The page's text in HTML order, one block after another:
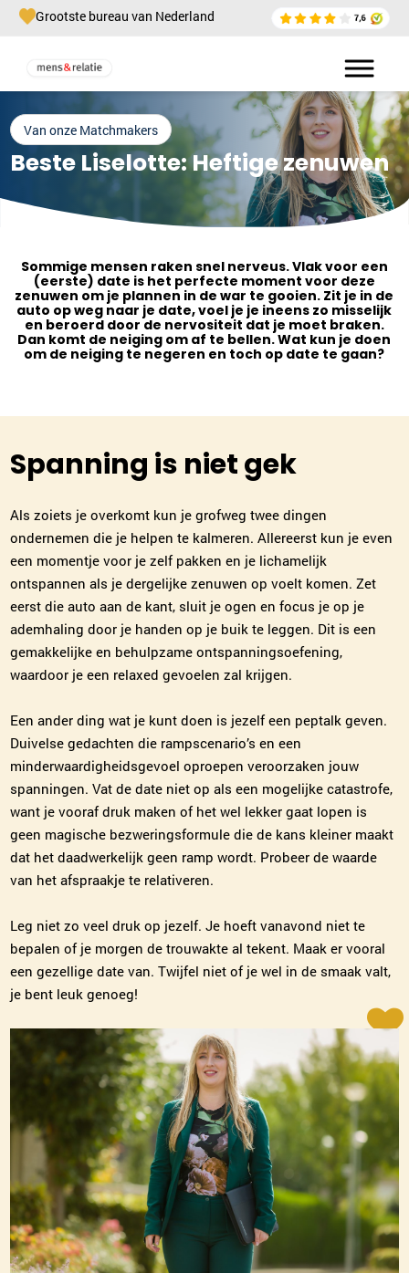
Grootste bureau van Nederland
Van onze Matchmakers
Beste Liselotte: Heftige zenuwen
Sommige mensen raken snel nerveus. Vlak voor een
(eerste) date is het perfecte moment voor deze
zenuwen om je plannen in de war te gooien. Zit je in de
auto op weg naar je date, voel je je ineens zo misselijk
en beroerd door de nervositeit dat je moet braken.
Dan komt de neiging om af te bellen. Wat kun je doen
om de neiging te negeren en toch op date te gaan?
Spanning is niet gek
Als zoiets je overkomt kun je grofweg twee dingen
ondernemen die je helpen te kalmeren. Allereerst kun je even
een momentje voor je zelf pakken en je lichamelijk
ontspannen als je dergelijke zenuwen op voelt komen. Zet
eerst die auto aan de kant, sluit je ogen en focus je op je
ademhaling door je handen op je buik te leggen. Dit is een
gemakkelijke en behulpzame ontspanningsoefening,
waardoor je een relaxed gevoelen zal krijgen.
Een ander ding wat je kunt doen is jezelf een peptalk geven.
Duivelse gedachten die rampscenario’s en een
minderwaardigheidsgevoel oproepen veroorzaken jouw
spanningen. Vat de date niet op als een mogelijke catastrofe,
want je vooraf druk maken of het wel lekker gaat lopen is
geen magische bezweringsformule die de kans kleiner maakt
dat het daadwerkelijk geen ramp wordt. Probeer de waarde
van het afspraakje te relativeren.
Leg niet zo veel druk op jezelf. Je hoeft vanavond niet te
bepalen of je morgen de trouwakte al tekent. Maak er vooral
een gezellige date van. Twijfel niet of je wel in de smaak valt,
je bent leuk genoeg!